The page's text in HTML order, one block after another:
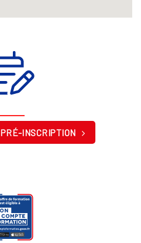
INSCRIPTION